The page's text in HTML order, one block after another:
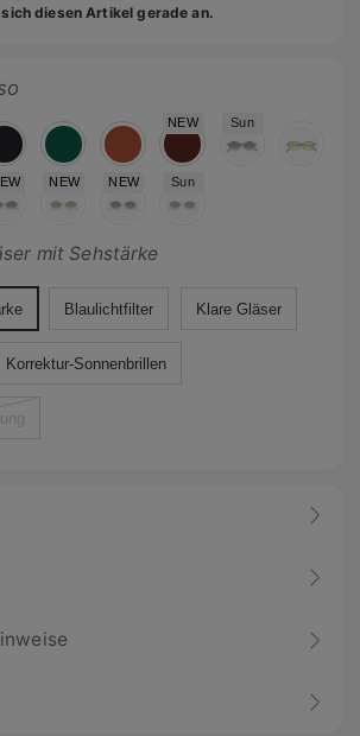
diesen Artikel gerade an.
NEW Sun
NEW NEW Sun
mit Sehstärke
Blaulichtfilter Klare Gläser
Korrektur-Sonnenbrillen